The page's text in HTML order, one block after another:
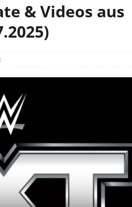
& Videos aus